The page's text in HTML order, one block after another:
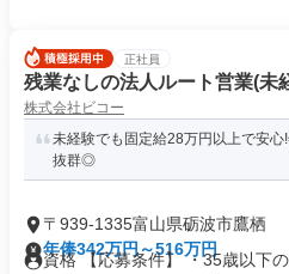
正社員
残業なしの法人ルート営業(未
株式会社ビコー
未経験でも固定給28万円以上で安
抜群◎
〒939-1335富山県砺波市鷹栖
年俸342万円～516万円
資格 【応募条件】 ・35歳以下